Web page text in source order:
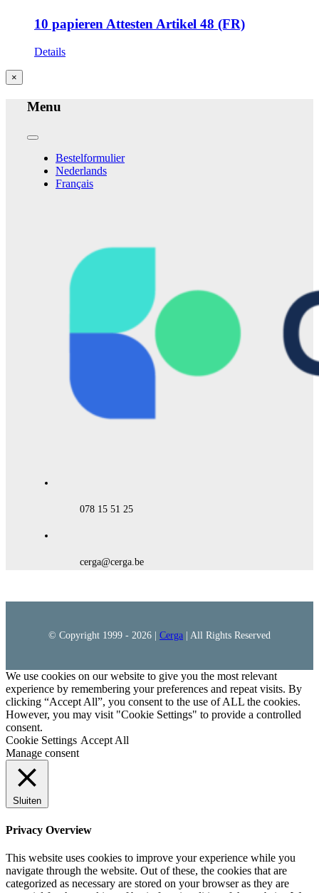
10 papieren Attesten Artikel 48 (FR)
Details
Close
product
view
×
Menu
Toggle
NavigationBestelformulier
Nederlands
Français
078 15 51 25
cerga@cerga.be
© Copyright 1999 - 2026 | Cerga | All Rights Reserved
We use cookies on our website to give you the most relevant
experience by remembering your preferences and repeat visits. By
clicking “Accept All”, you consent to the use of ALL the cookies.
However, you may visit "Cookie Settings" to provide a controlled
consent.
Cookie Settings Accept All
Manage consent
Sluiten
Privacy Overview
This website uses cookies to improve your experience while you
navigate through the website. Out of these, the cookies that are
categorized as necessary are stored on your browser as they are